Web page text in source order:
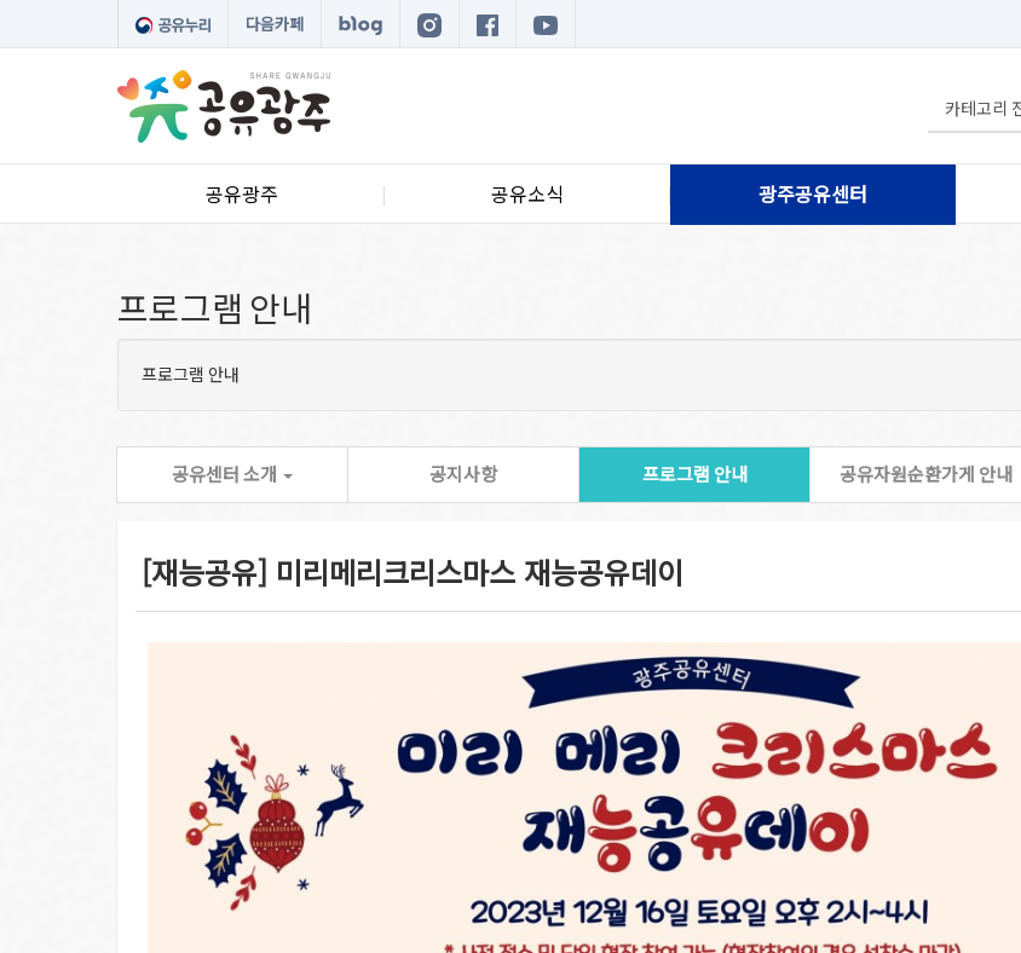
다음카페
공유광주 공유소식 광주공유센터
프로그램 안내
프로그램 안내
공유센터 소개 공지사항 프로그램 안내 공유자원순환가게 안내
[재능공유] 미리메리크리스마스 재능공유데이